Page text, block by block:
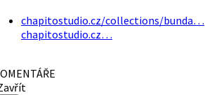
chapitostudio.cz/collections/bunda…
chapitostudio.cz…